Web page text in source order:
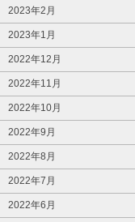
2023年2月
2023年1月
2022年12月
2022年11月
2022年10月
2022年9月
2022年8月
2022年7月
2022年6月